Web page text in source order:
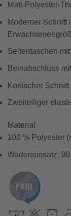
Matt-Polyester-
Moderner Schnitt
Seitentaschen
Beinabschluss
Konischer Schnitt
Zweiteiliger
Material
100 % Polyester
Wadeneinsatz: